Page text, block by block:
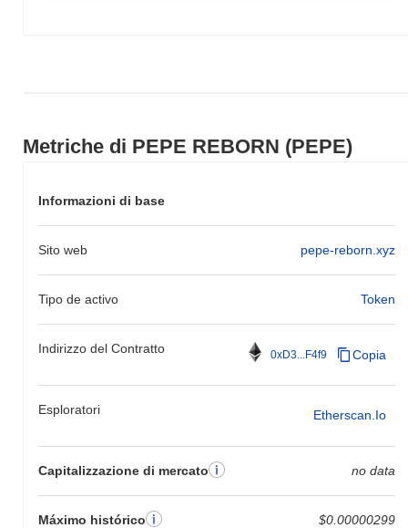
Metriche di PEPE REBORN (PEPE)
Informazioni di base
Sito web pepe-reborn.xyz
Tipo de activo Token
Indirizzo del Contratto 0xD3...F4f9 Copia
Esploratori Etherscan.io
Capitalizzazione di mercato no data
Máximo histórico
$0.00000299